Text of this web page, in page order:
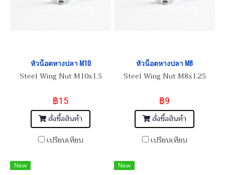
หัวน็อตหางปลา M10
Steel Wing Nut M10x1.5
฿15
สั่งซื้อสินค้า
เปรียบเทียบ
หัวน็อตหางปลา M8
Steel Wing Nut M8x1.25
฿9
สั่งซื้อสินค้า
เปรียบเทียบ
New New